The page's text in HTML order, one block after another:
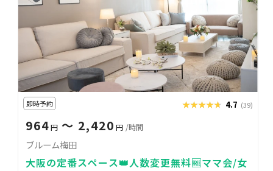
即時予約 ★★★★★
★★★★★ 4.7 (39)
964円〜 2,420 円 /時間
ブルーム梅田
大阪の定番スペース👑人数変更無料🆓ママ会/女